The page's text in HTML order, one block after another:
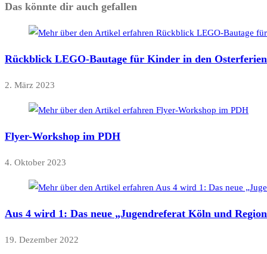
Das könnte dir auch gefallen
Rückblick LEGO-Bautage für Kinder in den Osterferien
2. März 2023
Flyer-Workshop im PDH
4. Oktober 2023
Aus 4 wird 1: Das neue „Jugendreferat Köln und
19. Dezember 2022